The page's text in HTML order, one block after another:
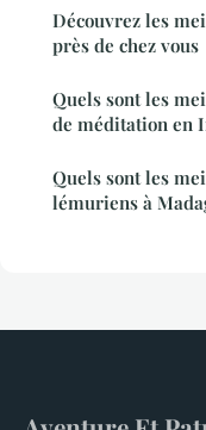
Découvrez les
près de chez vous
Quels sont les
de méditation en
Quels sont les
lémuriens à